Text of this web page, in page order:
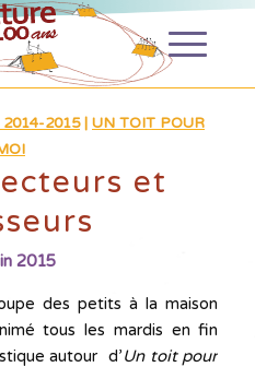
2014-2015| UN TOIT POUR
et
2015
des petits à la maison
tous les mardis en fin
autour d’Un toit pour